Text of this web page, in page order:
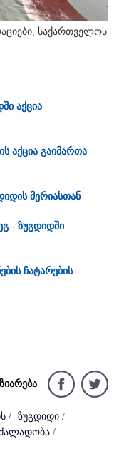
საქართველოს
აქცია
აქცია გაიმართა
მერიასთან
- ზუგდიდში
ჩატარების
/ ზუგდიდი /
/